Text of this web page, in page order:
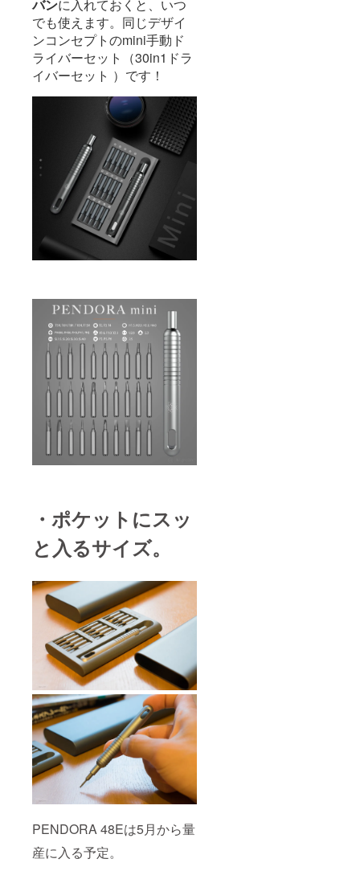
バンに入れておくと、いつ
でも使えます。同じデザイ
ンコンセプトのmini手動ド
ライバーセット（30in1ドラ
イバーセット ）です！
・ポケットにスッ
と入るサイズ。
PENDORA 48Eは5月から量
産に入る予定。